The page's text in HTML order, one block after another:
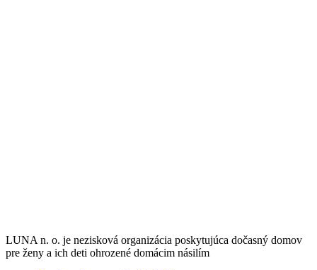
LUNA n. o. je nezisková organizácia poskytujúca dočasný domov
pre ženy a ich deti ohrozené domácim násilím